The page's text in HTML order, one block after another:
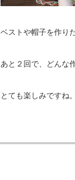
ベストや帽子を作り
あと２回で、どんな
とても楽しみですね。